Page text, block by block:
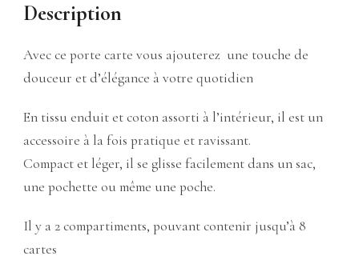
Description
Avec ce porte carte vous ajouterez une touche de
douceur et d’élégance à votre quotidien
En tissu enduit et coton assorti à l’intérieur, il est un
accessoire à la fois pratique et ravissant.
Compact et léger, il se glisse facilement dans un sac,
une pochette ou même une poche.
Il y a 2 compartiments, pouvant contenir jusqu’à 8
cartes